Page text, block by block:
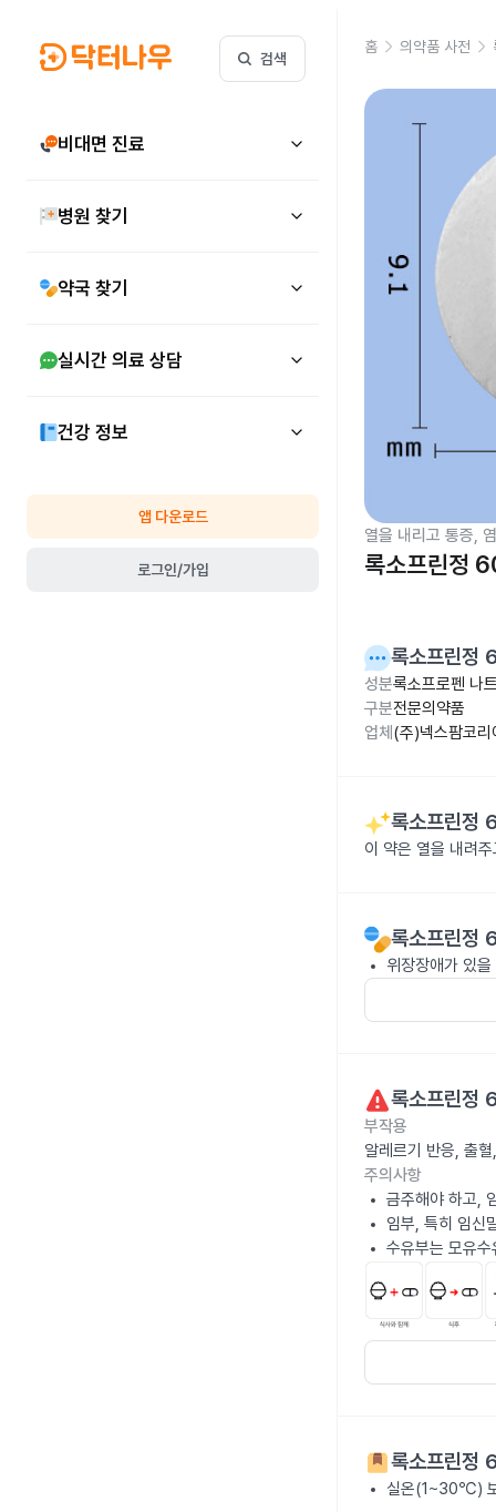
검색
비대면 진료
병원 찾기
약국 찾기
실시간 의료 상담
건강 정보
앱 다운로드
로그인/가입
홈 의약품 사전
열을 내리고 통증,
록소프린정
록소프린정
성분록소프로펜 나
구분전문의약품
업체 (주)넥스팜코리
록소프린정
이 약은 열을 내려
록소프린정
위장장애가 있
록소프린정
부작용
알레르기 반응, 출
주의사항
금주해야 하고,
임부, 특히 임신
수유부는 모유
록소프린정
실온(1~30℃)